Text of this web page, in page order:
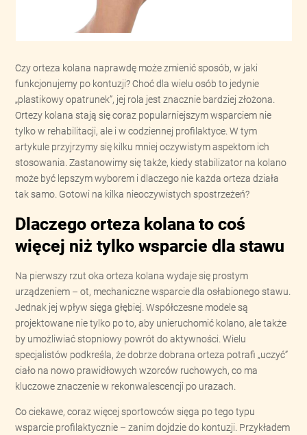
Czy orteza kolana naprawdę może zmienić sposób, w jaki
funkcjonujemy po kontuzji? Choć dla wielu osób to jedynie
„plastikowy opatrunek”, jej rola jest znacznie bardziej złożona.
Ortezy kolana stają się coraz popularniejszym wsparciem nie
tylko w rehabilitacji, ale i w codziennej profilaktyce. W tym
artykule przyjrzymy się kilku mniej oczywistym aspektom ich
stosowania. Zastanowimy się także, kiedy stabilizator na kolano
może być lepszym wyborem i dlaczego nie każda orteza działa
tak samo. Gotowi na kilka nieoczywistych spostrzeżeń?
Dlaczego orteza kolana to coś
więcej niż tylko wsparcie dla stawu
Na pierwszy rzut oka orteza kolana wydaje się prostym
urządzeniem – ot, mechaniczne wsparcie dla osłabionego stawu.
Jednak jej wpływ sięga głębiej. Współczesne modele są
projektowane nie tylko po to, aby unieruchomić kolano, ale także
by umożliwiać stopniowy powrót do aktywności. Wielu
specjalistów podkreśla, że dobrze dobrana orteza potrafi „uczyć”
ciało na nowo prawidłowych wzorców ruchowych, co ma
kluczowe znaczenie w rekonwalescencji po urazach.
Co ciekawe, coraz więcej sportowców sięga po tego typu
wsparcie profilaktycznie – zanim dojdzie do kontuzji. Przykładem